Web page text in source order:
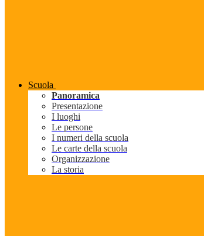
Scuola
Panoramica
Presentazione
I luoghi
Le persone
I numeri della scuola
Le carte della scuola
Organizzazione
La storia